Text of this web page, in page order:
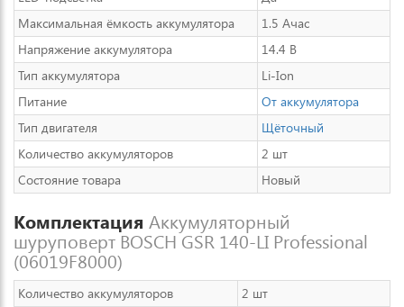
Максимальная ёмкость аккумулятора
1.5 Ачас
Напряжение аккумулятора
14.4 В
Тип аккумулятора
Li-Ion
Питание
От аккумулятора
Тип двигателя
Щёточный
Количество аккумуляторов
2 шт
Состояние товара
Новый
Комплектация Аккумуляторный
шуруповерт BOSCH GSR 140-LI Professional
(06019F8000)
Количество аккумуляторов
2 шт